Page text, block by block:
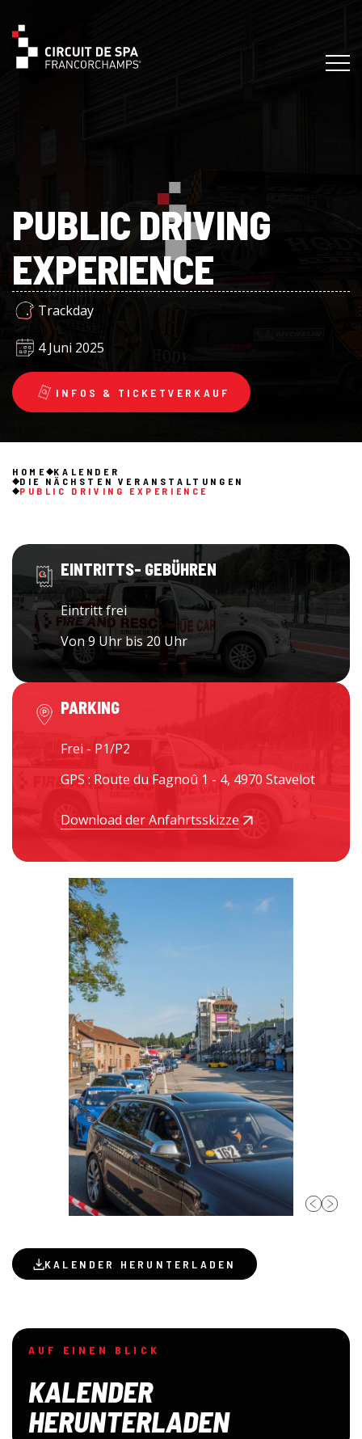
PUBLIC DRIVING
EXPERIENCE
Trackday
4 Juni 2025
INFOS & TICKETVERKAUF
HOME
KALENDER
DIE NÄCHSTEN VERANSTALTUNGEN
PUBLIC DRIVING EXPERIENCE
EINTRITTS- GEBÜHREN
Eintritt frei
Von 9 Uhr bis 20 Uhr
PARKING
Frei - P1/P2
GPS : Route du Fagnoû 1 - 4, 4970 Stavelot
Download der Anfahrtsskizze
KALENDER HERUNTERLADEN
AUF EINEN BLICK
KALENDER
HERUNTERLADEN